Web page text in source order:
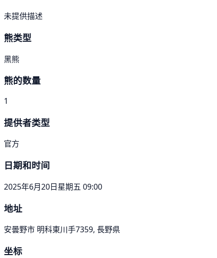
未提供描述
熊类型
黑熊
熊的数量
1
提供者类型
官方
日期和时间
2025年6月20日星期五 09:00
地址
安曇野市 明科東川手7359, 長野県
坐标